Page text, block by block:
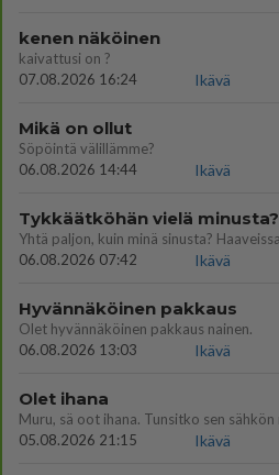
kenen näköinen
kaivattusi on ?
07.08.2026 16:24
Ikävä
Mikä on ollut
Söpöintä välillämme?
06.08.2026 14:44
Ikävä
Tykkäätköhän vielä minusta?
06.08.2026 07:42
Ikävä
Hyvännäköinen pakkaus
Olet hyvännäköinen pakkaus nainen.
06.08.2026 13:03
Ikävä
Olet ihana
05.08.2026 21:15
Ikävä